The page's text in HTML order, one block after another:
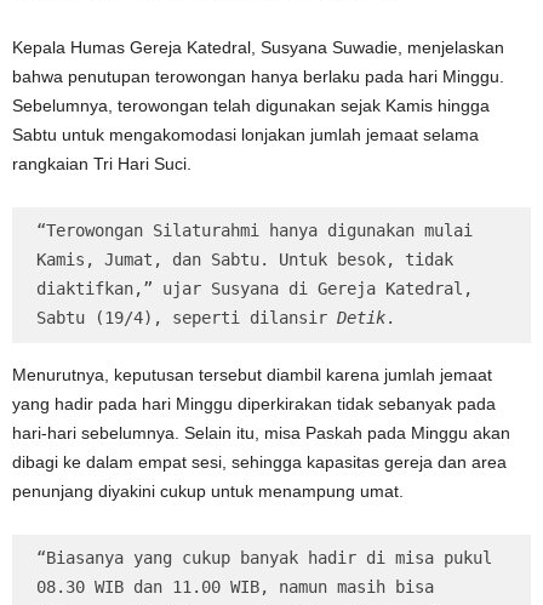
Kepala Humas Gereja Katedral, Susyana Suwadie, menjelaskan
bahwa penutupan terowongan hanya berlaku pada hari Minggu.
Sebelumnya, terowongan telah digunakan sejak Kamis hingga
Sabtu untuk mengakomodasi lonjakan jumlah jemaat selama
rangkaian Tri Hari Suci.
“Terowongan Silaturahmi hanya digunakan mulai
Kamis, Jumat, dan Sabtu. Untuk besok, tidak
diaktifkan,” ujar Susyana di Gereja Katedral,
Sabtu (19/4), seperti dilansir Detik.
Menurutnya, keputusan tersebut diambil karena jumlah jemaat
yang hadir pada hari Minggu diperkirakan tidak sebanyak pada
hari-hari sebelumnya. Selain itu, misa Paskah pada Minggu akan
dibagi ke dalam empat sesi, sehingga kapasitas gereja dan area
penunjang diyakini cukup untuk menampung umat.
“Biasanya yang cukup banyak hadir di misa pukul
08.30 WIB dan 11.00 WIB, namun masih bisa